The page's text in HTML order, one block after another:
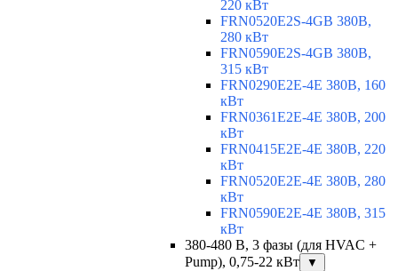
220 кВт
FRN0520E2S-4GB 380В,
280 кВт
FRN0590E2S-4GB 380В,
315 кВт
FRN0290E2E-4E 380В, 160
кВт
FRN0361E2E-4E 380В, 200
кВт
FRN0415E2E-4E 380В, 220
кВт
FRN0520E2E-4E 380В, 280
кВт
FRN0590E2E-4E 380В, 315
кВт
380-480 В, 3 фазы (для HVAC +
Pump), 0,75-22 кВт
▼